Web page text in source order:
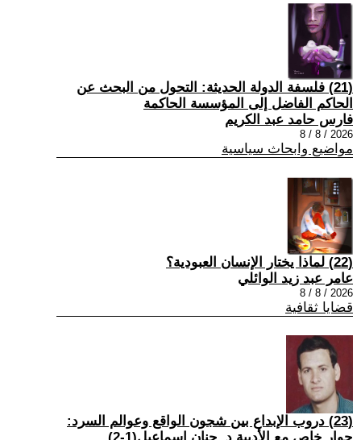
(21) فلسفة الدولة الحديثة: التحول من البحث عن
الحاكم الفاضل إلى المؤسسة الحاكمة
فارس حامد عبد الكريم
2026 / 8 / 8
مواضيع وابحاث سياسية
(22) لماذا يختار الإنسان العبودية؟
عامر عبد زيد الوائلي
2026 / 8 / 8
قضايا ثقافية
(23) دروب الإبداع بين شجون الواقع وعوالم السرد: